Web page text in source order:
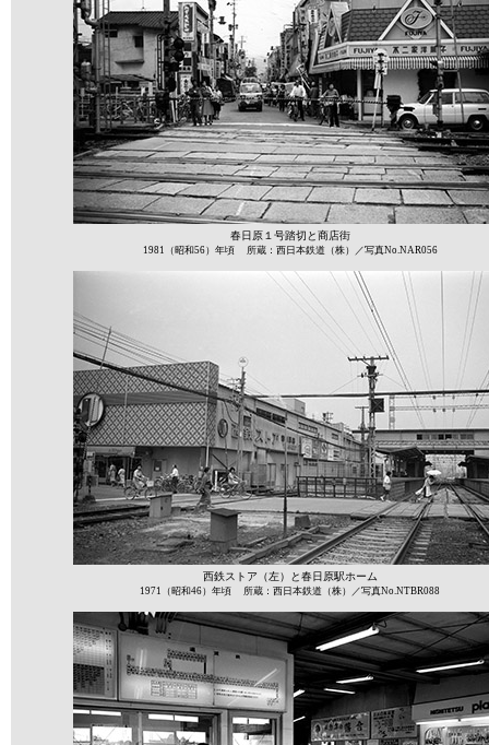
春日原１号踏切と商店街
1981（昭和56）年頃 所蔵：西日本鉄道（株）／写真No.NAR056
西鉄ストア（左）と春日原駅ホーム
1971（昭和46）年頃 所蔵：西日本鉄道（株）／写真No.NTBR088